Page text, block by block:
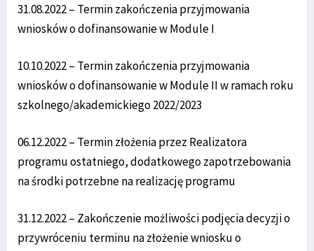
31.08.2022 – Termin zakończenia przyjmowania
wniosków o dofinansowanie w Module I
10.10.2022 – Termin zakończenia przyjmowania
wniosków o dofinansowanie w Module II w ramach roku
szkolnego/akademickiego 2022/2023
06.12.2022 – Termin złożenia przez Realizatora
programu ostatniego, dodatkowego zapotrzebowania
na środki potrzebne na realizację programu
31.12.2022 – Zakończenie możliwości podjęcia decyzji o
przywróceniu terminu na złożenie wniosku o